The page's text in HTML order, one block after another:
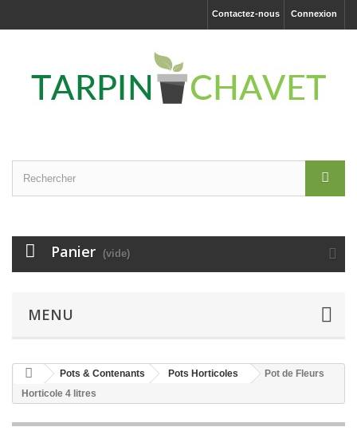
Connexion
Contactez-nous
Panier (vide)
MENU
Pots & Contenants Pots Horticoles
Pot de Fleurs
Horticole 4 litres